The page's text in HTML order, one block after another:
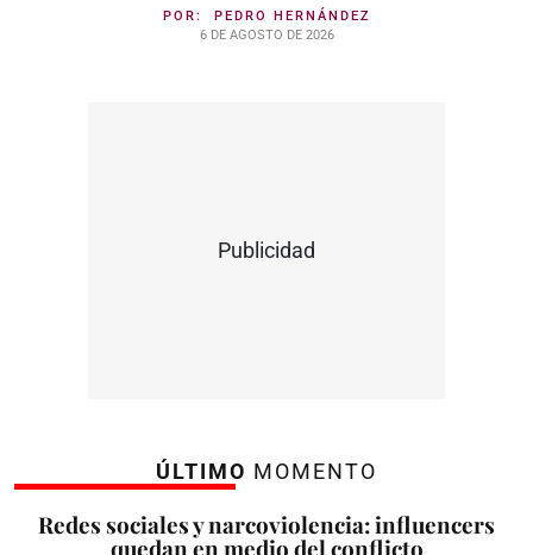
POR: PEDRO HERNÁNDEZ
6 DE AGOSTO DE 2026
Publicidad
ÚLTIMO MOMENTO
Redes sociales y narcoviolencia: influencers
quedan en medio del conflicto